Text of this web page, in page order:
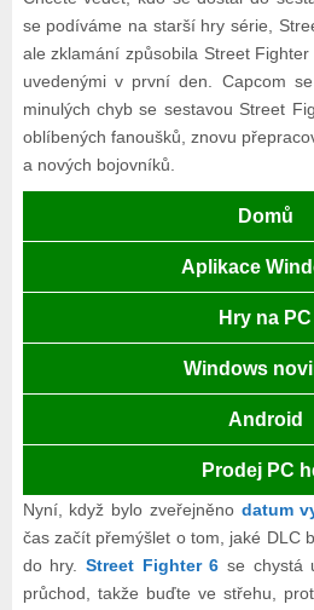
se podíváme na starší hry série,
ale zklamání způsobila Street
uvedenými v první den. Capcom
minulých chyb se sestavou Street
oblíbených fanoušků, znovu
a nových bojovníků.
Domů
Aplikace
Hry na PC
Windows
Android
Prodej PC
Nyní, když bylo zveřejněno datum
čas začít přemýšlet o tom, jaké DLC
do hry. Street Fighter 6 se chystá
průchod, takže buďte ve střehu,